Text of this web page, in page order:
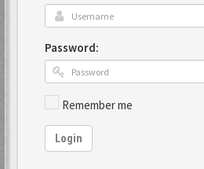
Password:
Remember me
Login